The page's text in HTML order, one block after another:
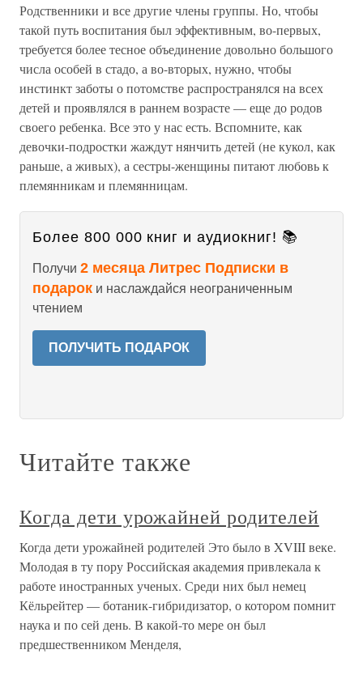
Родственники и все другие члены группы. Но, чтобы
такой путь воспитания был эффективным, во-первых,
требуется более тесное объединение довольно большого
числа особей в стадо, а во-вторых, нужно, чтобы
инстинкт заботы о потомстве распространялся на всех
детей и проявлялся в раннем возрасте — еще до родов
своего ребенка. Все это у нас есть. Вспомните, как
девочки-подростки жаждут нянчить детей (не кукол, как
раньше, а живых), а сестры-женщины питают любовь к
племянникам и племянницам.
Более 800 000 книг и аудиокниг! 📚
Получи 2 месяца Литрес Подписки в
подарок и наслаждайся неограниченным
чтением
ПОЛУЧИТЬ ПОДАРОК
Читайте также
Когда дети урожайней родителей
Когда дети урожайней родителей Это было в XVIII веке.
Молодая в ту пору Российская академия привлекала к
работе иностранных ученых. Среди них был немец
Кёльрейтер — ботаник-гибридизатор, о котором помнит
наука и по сей день. В какой-то мере он был
предшественником Менделя,